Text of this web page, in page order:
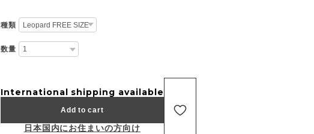
種類
数量
International shipping available
Add to cart
日本国内にお住まいの方向け